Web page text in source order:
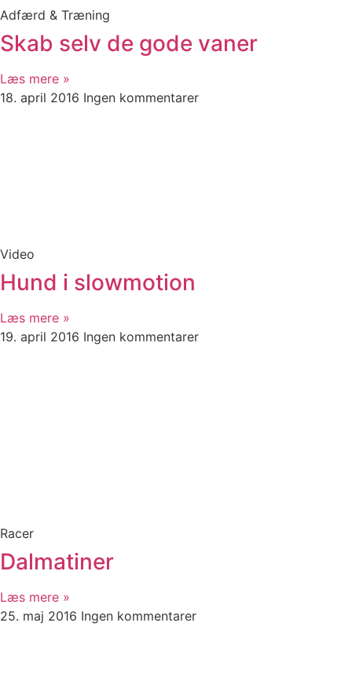
Adfærd & Træning
Skab selv de gode vaner
Læs mere »
18. april 2016 Ingen kommentarer
Video
Hund i slowmotion
Læs mere »
19. april 2016 Ingen kommentarer
Racer
Dalmatiner
Læs mere »
25. maj 2016 Ingen kommentarer